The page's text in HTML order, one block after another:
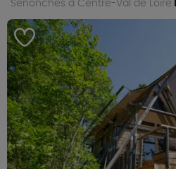
Senonches à Centre-Val de Loire